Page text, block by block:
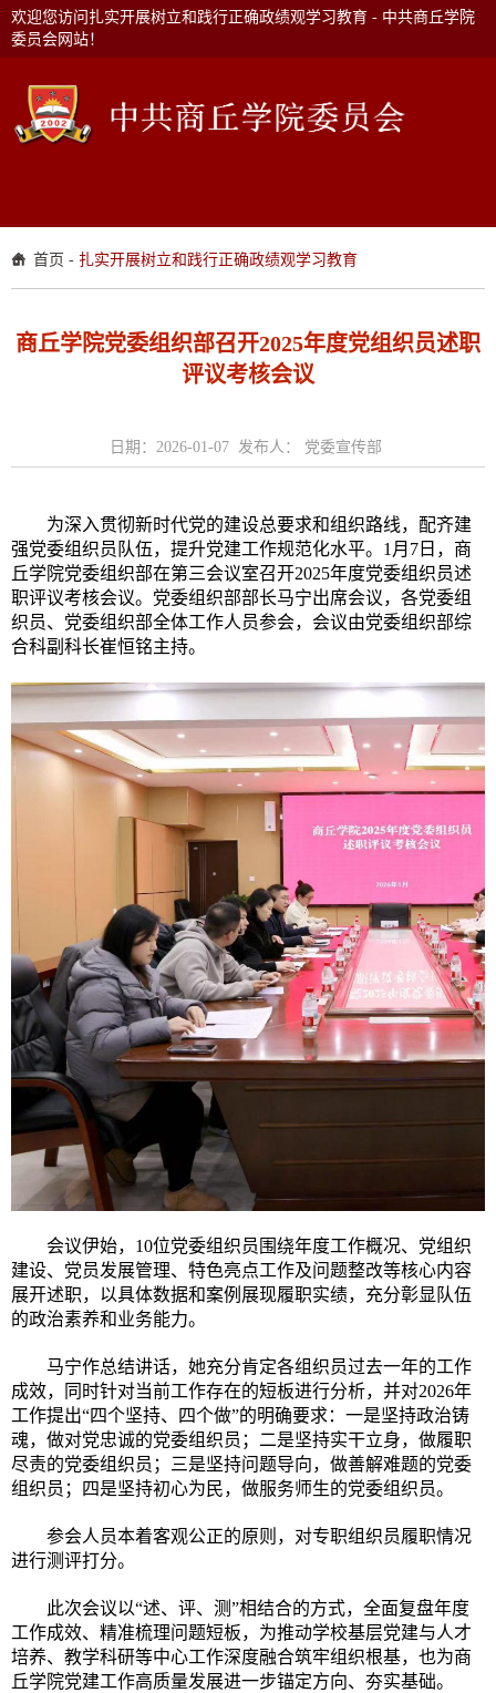
欢迎您访问扎实开展树立和践行正确政绩观学习教育 - 中共商丘学院
委员会网站！
首页 - 扎实开展树立和践行正确政绩观学习教育
商丘学院党委组织部召开2025年度党组织员述职
评议考核会议
日期：2026-01-07 发布人： 党委宣传部
为深入贯彻新时代党的建设总要求和组织路线，配齐建
强党委组织员队伍，提升党建工作规范化水平。 1月7日，商
丘学院党委组织部在第三会议室召开2025年度党委组织员述
职评议考核会议。党委组织部部长马宁出席会议，各党委组
织员、党委组织部全体工作人员参会，会议由党委组织部综
合科副科长崔恒铭主持。
会议伊始， 10位党委组织员围绕年度工作概况、党组织
建设、党员发展管理、特色亮点工作及问题整改等核心内容
展开述职，以具体数据和案例展现履职实绩，充分彰显队伍
的政治素养和业务能力。
马宁作总结讲话，她充分肯定各组织员过去一年的工作
成效，同时针对当前工作存在的短板进行分析，并对2026年
工作提出“四个坚持、四个做”的明确要求：一是坚持政治铸
魂，做对党忠诚的党委组织员；二是坚持实干立身，做履职
尽责的党委组织员；三是坚持问题导向，做善解难题的党委
组织员；四是坚持初心为民，做服务师生的党委组织员。
参会人员本着客观公正的原则，对专职组织员履职情况
进行测评打分。
此次会议以“述、评、测”相结合的方式，全面复盘年度
工作成效、精准梳理问题短板，为推动学校基层党建与人才
培养、教学科研等中心工作深度融合筑牢组织根基，也为商
丘学院党建工作高质量发展进一步锚定方向、夯实基础。